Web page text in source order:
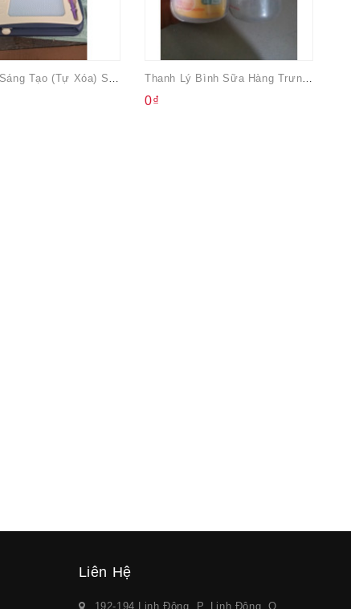
0₫
Liên Hệ
192-194 Linh Đông, P. Linh Đông, Q.